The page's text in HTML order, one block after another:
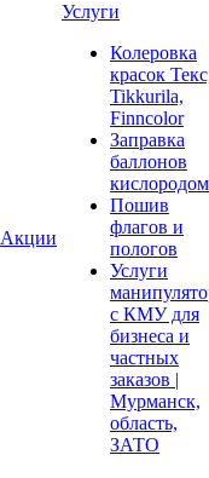
Акции
Услуги
Колеровка
красок
Tikkurila,
Finncolor
Заправка
баллонов
кислородом
Пошив
флагов и
пологов
Услуги
с КМУ для
бизнеса и
частных
заказов |
Мурманск,
область,
ЗАТО